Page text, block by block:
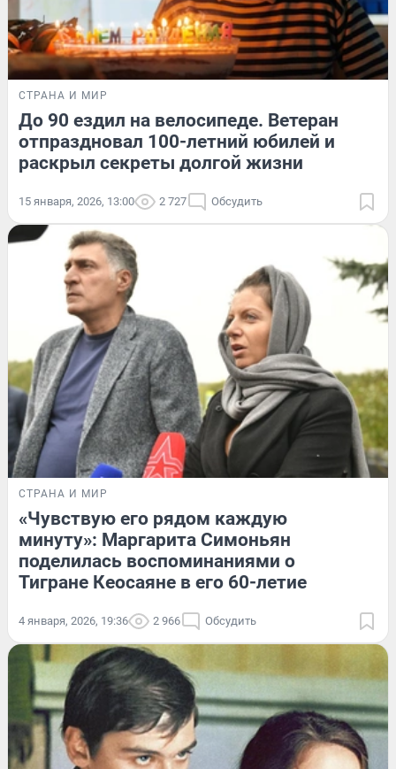
СТРАНА И МИР
До 90 ездил на велосипеде. Ветеран
отпраздновал 100-летний юбилей и
раскрыл секреты долгой жизни
15 января, 2026, 13:00 2 727 Обсудить
СТРАНА И МИР
«Чувствую его рядом каждую
минуту»: Маргарита Симоньян
поделилась воспоминаниями о
Тигране Кеосаяне в его 60-летие
4 января, 2026, 19:36 2 966 Обсудить